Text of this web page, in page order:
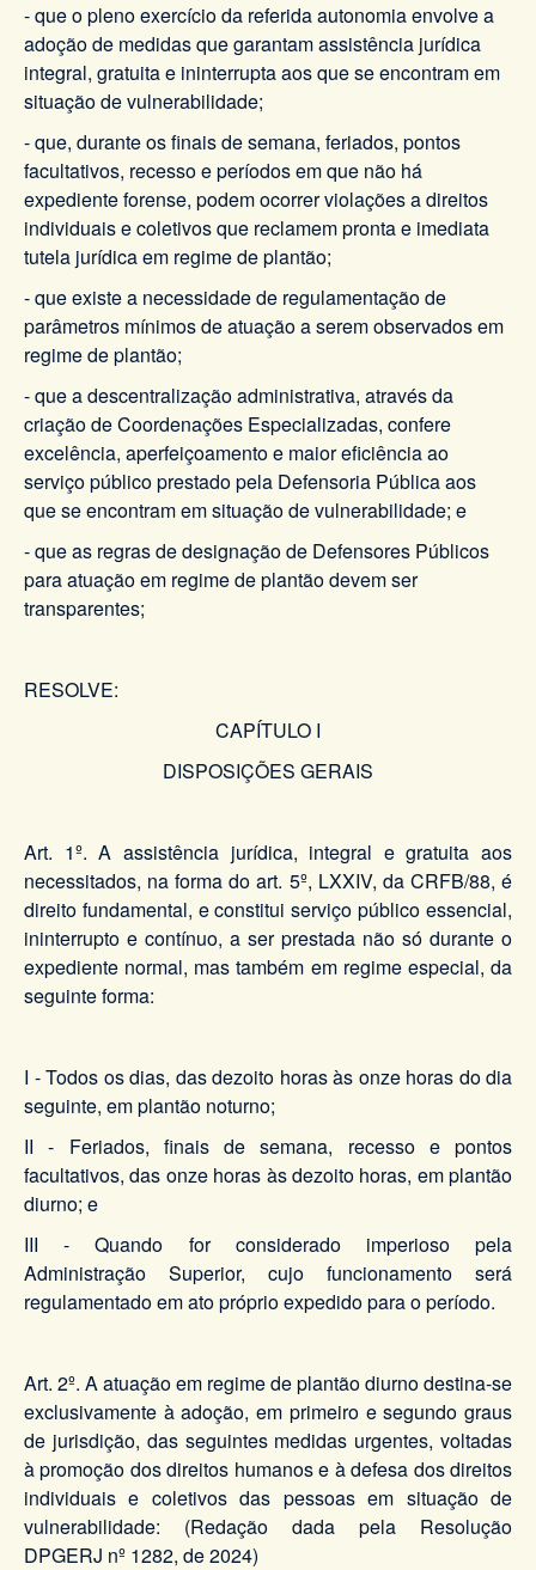
- que o pleno exercício da referida autonomia envolve a
adoção de medidas que garantam assistência jurídica
integral, gratuita e ininterrupta aos que se encontram em
situação de vulnerabilidade;
- que, durante os finais de semana, feriados, pontos
facultativos, recesso e períodos em que não há
expediente forense, podem ocorrer violações a direitos
individuais e coletivos que reclamem pronta e imediata
tutela jurídica em regime de plantão;
- que existe a necessidade de regulamentação de
parâmetros mínimos de atuação a serem observados em
regime de plantão;
- que a descentralização administrativa, através da
criação de Coordenações Especializadas, confere
excelência, aperfeiçoamento e maior eficiência ao
serviço público prestado pela Defensoria Pública aos
que se encontram em situação de vulnerabilidade; e
- que as regras de designação de Defensores Públicos
para atuação em regime de plantão devem ser
transparentes;
RESOLVE:
CAPÍTULO I
DISPOSIÇÕES GERAIS
Art. 1º. A assistência jurídica, integral e gratuita aos
necessitados, na forma do art. 5º, LXXIV, da CRFB/88, é
direito fundamental, e constitui serviço público essencial,
ininterrupto e contínuo, a ser prestada não só durante o
expediente normal, mas também em regime especial, da
seguinte forma:
I - Todos os dias, das dezoito horas às onze horas do dia
seguinte, em plantão noturno;
II - Feriados, finais de semana, recesso e pontos
facultativos, das onze horas às dezoito horas, em plantão
diurno; e
III - Quando for considerado imperioso pela
Administração Superior, cujo funcionamento será
regulamentado em ato próprio expedido para o período.
Art. 2º. A atuação em regime de plantão diurno destina-se
exclusivamente à adoção, em primeiro e segundo graus
de jurisdição, das seguintes medidas urgentes, voltadas
à promoção dos direitos humanos e à defesa dos direitos
individuais e coletivos das pessoas em situação de
vulnerabilidade: (Redação dada pela Resolução
DPGERJ nº 1282, de 2024)